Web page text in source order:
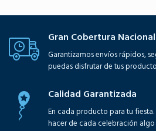
Gran Cobertura Nacional
Garantizamos envíos rápidos,
puedas disfrutar de tus
Calidad Garantizada
En cada producto para tu
hacer de cada celebración